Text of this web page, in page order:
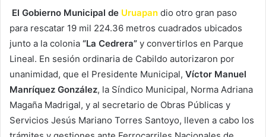
El Gobierno Municipal de Uruapan dio otro gran paso
para rescatar 19 mil 224.36 metros cuadrados ubicados
junto a la colonia “La Cedrera” y convertirlos en Parque
Lineal. En sesión ordinaria de Cabildo autorizaron por
unanimidad, que el Presidente Municipal, Víctor Manuel
Manríquez González, la Síndico Municipal, Norma Adriana
Magaña Madrigal, y al secretario de Obras Públicas y
Servicios Jesús Mariano Torres Santoyo, lleven a cabo los